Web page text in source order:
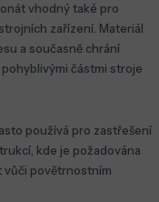
vhodný také pro
zařízení. Materiál
a současně chrání
částmi stroje
používá pro zastřešení
kde je požadována
vůči povětrnostním